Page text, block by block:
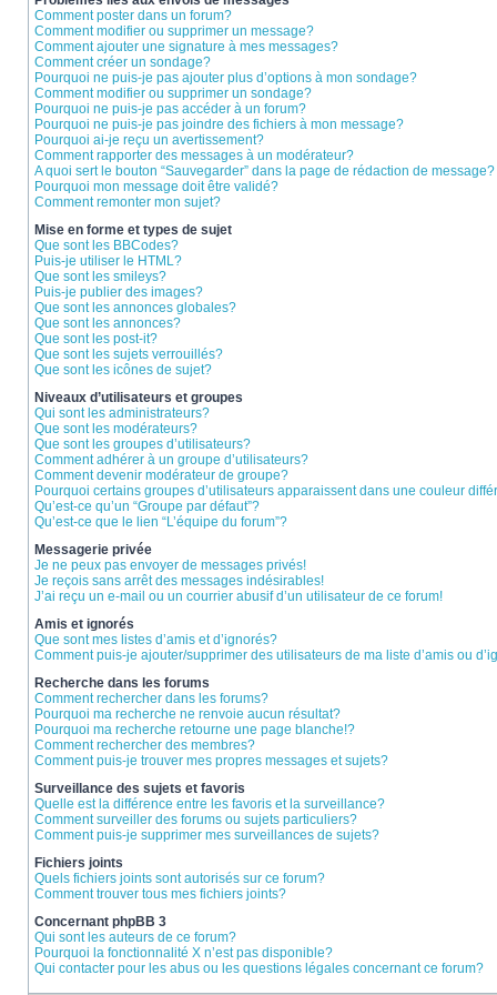
Comment poster dans un forum?
Comment modifier ou supprimer un message?
Comment ajouter une signature à mes messages?
Comment créer un sondage?
Pourquoi ne puis-je pas ajouter plus d’options à mon sondage?
Comment modifier ou supprimer un sondage?
Pourquoi ne puis-je pas accéder à un forum?
Pourquoi ne puis-je pas joindre des fichiers à mon message?
Pourquoi ai-je reçu un avertissement?
Comment rapporter des messages à un modérateur?
A quoi sert le bouton “Sauvegarder” dans la page de rédaction de message?
Pourquoi mon message doit être validé?
Comment remonter mon sujet?
Mise en forme et types de sujet
Que sont les BBCodes?
Puis-je utiliser le HTML?
Que sont les smileys?
Puis-je publier des images?
Que sont les annonces globales?
Que sont les annonces?
Que sont les post-it?
Que sont les sujets verrouillés?
Que sont les icônes de sujet?
Niveaux d’utilisateurs et groupes
Qui sont les administrateurs?
Que sont les modérateurs?
Que sont les groupes d’utilisateurs?
Comment adhérer à un groupe d’utilisateurs?
Comment devenir modérateur de groupe?
Pourquoi certains groupes d’utilisateurs apparaissent dans une couleur
Qu’est-ce qu’un “Groupe par défaut”?
Qu’est-ce que le lien “L’équipe du forum”?
Messagerie privée
Je ne peux pas envoyer de messages privés!
Je reçois sans arrêt des messages indésirables!
J’ai reçu un e-mail ou un courrier abusif d’un utilisateur de ce forum!
Amis et ignorés
Que sont mes listes d’amis et d’ignorés?
Comment puis-je ajouter/supprimer des utilisateurs de ma liste d’amis ou
Recherche dans les forums
Comment rechercher dans les forums?
Pourquoi ma recherche ne renvoie aucun résultat?
Pourquoi ma recherche retourne une page blanche!?
Comment rechercher des membres?
Comment puis-je trouver mes propres messages et sujets?
Surveillance des sujets et favoris
Quelle est la différence entre les favoris et la surveillance?
Comment surveiller des forums ou sujets particuliers?
Comment puis-je supprimer mes surveillances de sujets?
Fichiers joints
Quels fichiers joints sont autorisés sur ce forum?
Comment trouver tous mes fichiers joints?
Concernant phpBB 3
Qui sont les auteurs de ce forum?
Pourquoi la fonctionnalité X n’est pas disponible?
Qui contacter pour les abus ou les questions légales concernant ce forum?